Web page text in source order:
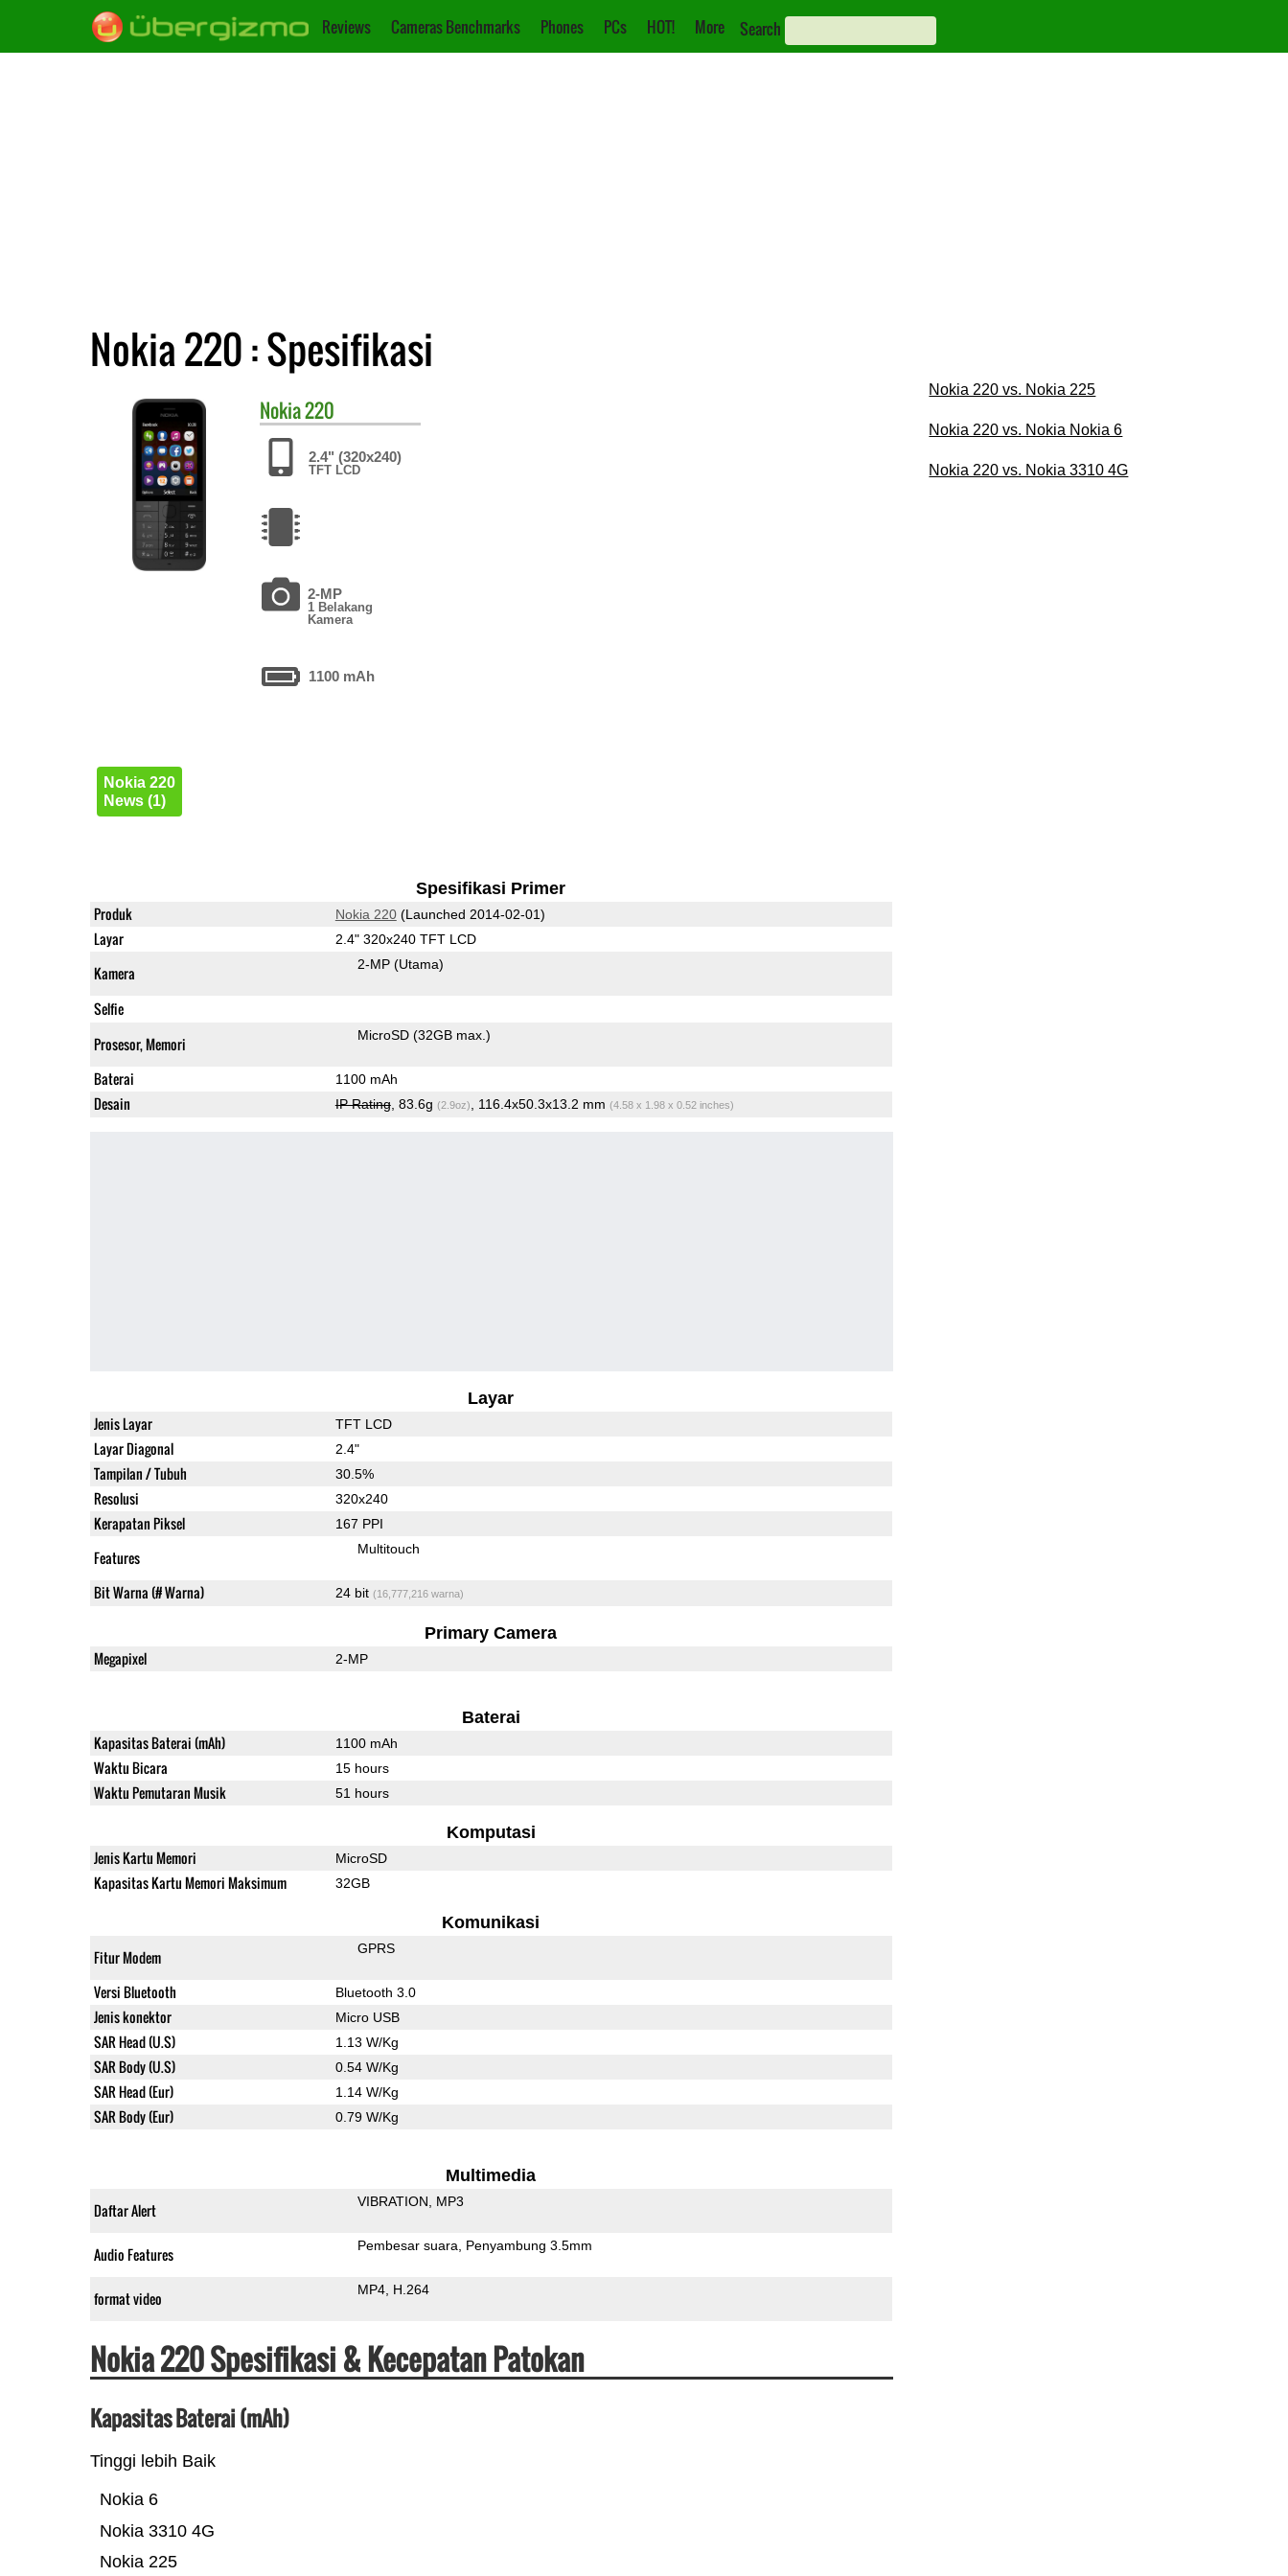
Reviews Cameras Benchmarks Phones PCs HOT! More Search
Nokia 220 : Spesifikasi
Nokia220
2.4" (320x240)
TFT LCD
2-MP
1 Belakang
Kamera
1100 mAh
Nokia 220
News (1)
Spesifikasi Primer
Produk Nokia 220(Launched 2014-02-01)
Layar 2.4" 320x240 TFT LCD
Kamera 2-MP (Utama)
Selfie
Prosesor, Memori
MicroSD (32GB max.)
Baterai 1100 mAh
Desain IP Rating, 83.6g (2.9oz) , 116.4x50.3x13.2 mm (4.58 x 1.98 x 0.52 inches)
Layar
Jenis Layar TFT LCD
Layar Diagonal 2.4"
Tampilan / Tubuh 30.5%
Resolusi 320x240
Kerapatan Piksel 167 PPI
Features Multitouch
Bit Warna (# Warna) 24 bit (16,777,216 warna)
Primary Camera
Megapixel 2-MP
Baterai
Kapasitas Baterai (mAh) 1100 mAh
Waktu Bicara 15 hours
Waktu Pemutaran Musik 51 hours
Komputasi
Jenis Kartu Memori MicroSD
Kapasitas Kartu Memori Maksimum 32GB
Komunikasi
Fitur Modem GPRS
Versi Bluetooth Bluetooth 3.0
Jenis konektor Micro USB
SAR Head (U.S) 1.13 W/Kg
SAR Body (U.S) 0.54 W/Kg
SAR Head (Eur) 1.14 W/Kg
SAR Body (Eur) 0.79 W/Kg
Multimedia
Daftar Alert VIBRATION MP3
Audio Features Pembesar suara Penyambung 3.5mm
format video MP4 H.264
Nokia 220 Spesifikasi & Kecepatan Patokan
Kapasitas Baterai (mAh)
Tinggi lebih Baik
Nokia 225
Nokia 3310 4G
Nokia 6
Nokia 220 vs. Nokia 225
Nokia 220 vs. Nokia Nokia 6
Nokia 220 vs. Nokia 3310 4G